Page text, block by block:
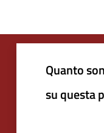
Quanto
su questa